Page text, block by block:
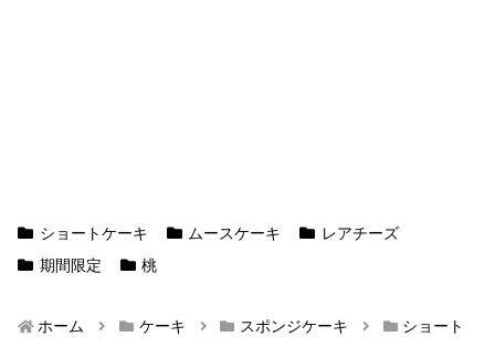
ショートケーキ ムースケーキ
レアチーズ
期間限定
桃
ホーム ケーキ スポンジケーキ
ショート